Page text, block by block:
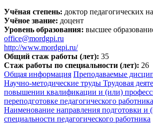
Учёная степень: доктор педагогических
Учёное звание: доцент
Уровень образования: высшее
office@mordgpi.ru
http://www.mordgpi.ru/
Общий стаж работы (лет): 35
Стаж работы по специальности (лет): 26
Общая информация Преподаваемые
Научно-методические труды Трудовая
повышении квалификации и (или)
переподготовке педагогического
Наименование направления подготовки и
специальности педагогического работника